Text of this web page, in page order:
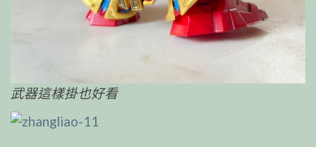
武器這樣掛也好看